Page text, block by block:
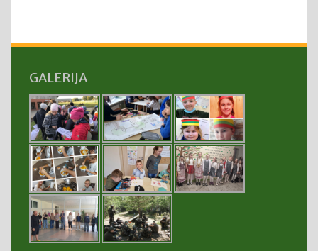
GALERIJA